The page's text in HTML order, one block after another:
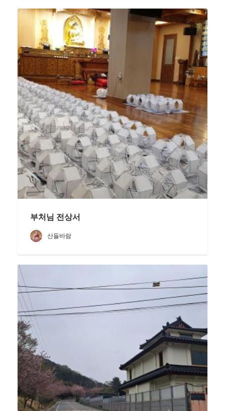
부처님 전상서
산들바람